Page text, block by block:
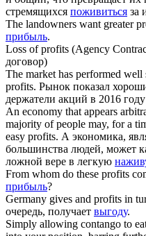
стремящихся поживиться за
The landowners want greater
прибыль.
Loss ofprofits (Agency
договор)
The market has performed
profits. Рынок показал
держатели акций в 2016 году
An economy that appears
majority of people may, for a
easy profits. А экономика,
большинства людей, может
ложной вере в легкую
From whom do these profits
прибыль?
Germany gives and profits in
очередь, получает выгоду.
Simply allowing contango to